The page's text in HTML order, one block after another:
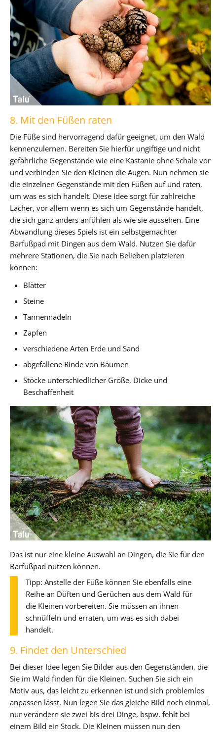
8. Mit den Füßen raten
Die Füße sind hervorragend dafür geeignet, um den Wald
kennenzulernen. Bereiten Sie hierfür ungiftige und nicht
gefährliche Gegenstände wie eine Kastanie ohne Schale vor
und verbinden Sie den Kleinen die Augen. Nun nehmen sie
die einzelnen Gegenstände mit den Füßen auf und raten,
um was es sich handelt. Diese Idee sorgt für zahlreiche
Lacher, vor allem wenn es sich um Gegenstände handelt,
die sich ganz anders anfühlen als wie sie aussehen. Eine
Abwandlung dieses Spiels ist ein selbstgemachter
Barfußpad mit Dingen aus dem Wald. Nutzen Sie dafür
mehrere Stationen, die Sie nach Belieben platzieren
können:
Blätter
Steine
Tannennadeln
Zapfen
verschiedene Arten Erde und Sand
abgefallene Rinde von Bäumen
Stöcke unterschiedlicher Größe, Dicke und
Beschaffenheit
Das ist nur eine kleine Auswahl an Dingen, die Sie für den
Barfußpad nutzen können.
Tipp: Anstelle der Füße können Sie ebenfalls eine
Reihe an Düften und Gerüchen aus dem Wald für
die Kleinen vorbereiten. Sie müssen an ihnen
schnüffeln und erraten, um was es sich dabei
handelt.
9. Findet den Unterschied
Bei dieser Idee legen Sie Bilder aus den Gegenständen, die
Sie im Wald finden für die Kleinen. Suchen Sie sich ein
Motiv aus, das leicht zu erkennen ist und sich problemlos
anpassen lässt. Nun legen Sie das gleiche Bild noch einmal,
nur verändern sie zwei bis drei Dinge, bspw. fehlt bei
einem Bild ein Stock. Die Kleinen müssen nun den